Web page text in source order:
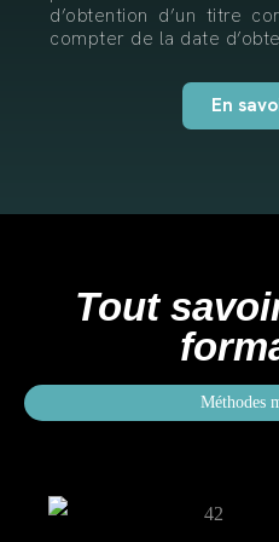
d’obtention d’un titre
compter de la date
En
Tout
Méthodes